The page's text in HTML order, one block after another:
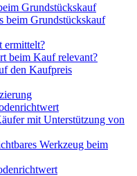
Grundstückskauf
beim Grundstückskauf
ermittelt?
beim Kauf relevant?
den Kaufpreis
mit Unterstützung von
Werkzeug beim